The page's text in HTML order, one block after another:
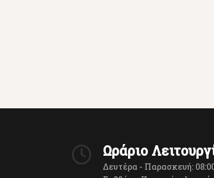
Ωράριο
Δευτέρα - Παρασκευή: